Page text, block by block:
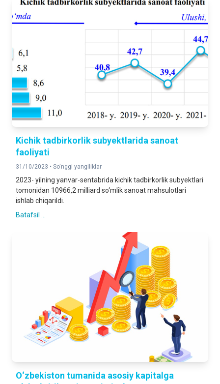
Kichik tadbirkorlik subyektlarida sanoat
faoliyati
31/10/2023 • So'nggi yangiliklar
2023- yilning yanvar-sentabrida kichik tadbirkorlik subyektlari
tomonidan 10966,2 milliard so‘mlik sanoat mahsulotlari
ishlab chiqarildi.
Batafsil ...
O‘zbekiston tumanida asosiy kapitalga